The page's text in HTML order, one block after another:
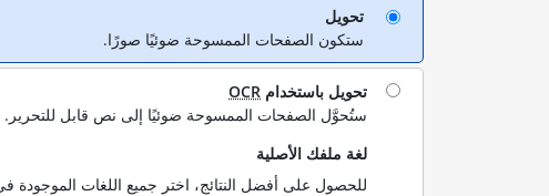
تحويل
ستكون الصفحات الممسوحة ضوئيًا صورًا.
تحويل باستخدام OCR
ستُحوَّل الصفحات الممسوحة ضوئيًا إلى نص قابل للتحرير.
لغة ملفك الأصلية
للحصول على أفضل النتائج، اختر جميع اللغات الموجودة